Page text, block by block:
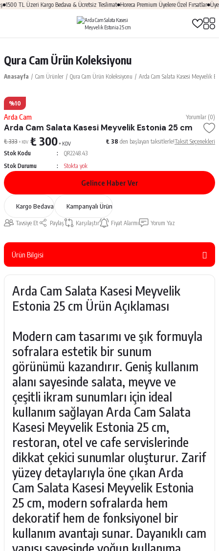
1500 TL Üzeri Kargo Bedava & Ücretsiz Teslimat Horeca Premium Üyelere Özel Fırsatlar Üye
Qura Cam Ürün Koleksiyonu
Anasayfa Cam Ürünler Qura Cam Ürün Koleksiyonu Arda Cam Salata Kasesi Meyvelik
%10
Arda Cam Yorumlar (0)
Arda Cam Salata Kasesi Meyvelik Estonia 25 cm
₺ 333 + KDV ₺ 300+ KDV ₺ 38 den başlayan taksitlerle!Taksit Seçenekleri
Stok Kodu
QR2248.43
Stok Durumu
Stokta yok
Gelince Haber Ver
Kargo Bedava Kampanyalı Ürün
Tavsiye Et Paylaş Karşılaştır Fiyat Alarmı Yorum Yaz
Ürün Bilgisi
Arda Cam Salata Kasesi Meyvelik
Estonia 25 cm Ürün Açıklaması
Modern cam tasarımı ve şık formuyla
sofralara estetik bir sunum
görünümü kazandırır. Geniş kullanım
alanı sayesinde salata, meyve ve
çeşitli ikram sunumları için ideal
kullanım sağlayan Arda Cam Salata
Kasesi Meyvelik Estonia 25 cm,
restoran, otel ve cafe servislerinde
dikkat çekici sunumlar oluşturur. Zarif
yüzey detaylarıyla öne çıkan Arda
Cam Salata Kasesi Meyvelik Estonia
25 cm, modern sofralarda hem
dekoratif hem de fonksiyonel bir
kullanım avantajı sunar. Dayanıklı cam